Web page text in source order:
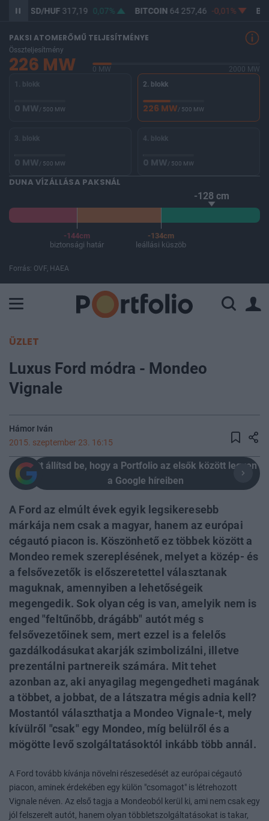
USD/HUF317,19 0,07% BITCOIN 64 257,46 -0,01% BUX 146
PAKSI ATOMERŐMŰ TELJESÍTMÉNYE
Összteljesítmény
226 MW 0 MW
2000 MW
1. blokk
0 MW/ 500 MW
2. blokk
226 MW/ 500 MW
3. blokk
0 MW/ 500 MW
4. blokk
0 MW/ 500 MW
DUNA VÍZÁLLÁSA PAKSNÁL
-128 cm
-144cm
biztonsági határ
-134cm
leállási küszöb
Forrás: OVF, HAEA
ÜZLET
Luxus Ford módra - Mondeo
Vignale
Hámor Iván
2015. szeptember 23. 16:15
Itt állítsd be, hogy a Portfolio az elsők között legyen
a Google híreiben
A Ford az elmúlt évek egyik legsikeresebb
márkája nem csak a magyar, hanem az európai
cégautó piacon is. Köszönhető ez többek között a
Mondeo remek szereplésének, melyet a közép- és
a felsővezetők is előszeretettel választanak
maguknak, amennyiben a lehetőségeik
megengedik. Sok olyan cég is van, amelyik nem is
enged "feltűnőbb, drágább" autót még s
felsővezetőinek sem, mert ezzel is a felelős
gazdálkodásukat akarják szimbolizálni, illetve
prezentálni partnereik számára. Mit tehet
azonban az, aki anyagilag megengedheti magának
a többet, a jobbat, de a látszatra mégis adnia kell?
Mostantól választhatja a Mondeo Vignale-t, mely
kívülről "csak" egy Mondeo, míg belülről és a
mögötte levő szolgáltatásoktól inkább több annál.
A Ford tovább kívánja növelni részesedését az európai cégautó
piacon, aminek érdekében egy külön "csomagot" is létrehozott
Vignale néven. Az első tagja a Mondeoból kerül ki, ami nem csak egy
jól felszerelt autót, hanem olyan többletszolgáltatásokat is takar,